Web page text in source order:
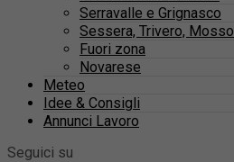
Serravalle e Grignasco
Sessera, Trivero, Mosso
Fuori zona
Novarese
Meteo
Idee & Consigli
Annunci Lavoro
Seguici su